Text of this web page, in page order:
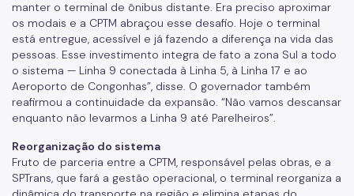
Carga Frete
Defesa da Autuação (CDA)
Fretamento
Junta Administrativa (JARI)
Motofrete
Táxi
Transporte Escolar Privado
manter o terminal de ônibus distante. Era preciso aproximar
os modais e a CPTM abraçou esse desafio. Hoje o terminal
está entregue, acessível e já fazendo a diferença na vida das
pessoas. Esse investimento integra de fato a zona Sul a todo
o sistema — Linha 9 conectada à Linha 5, à Linha 17 e ao
Aeroporto de Congonhas”, disse. O governador também
reafirmou a continuidade da expansão. “Não vamos descansar
enquanto não levarmos a Linha 9 até Parelheiros”.
Reorganização do sistema
Fruto de parceria entre a CPTM, responsável pelas obras, e a
SPTrans, que fará a gestão operacional, o terminal reorganiza a